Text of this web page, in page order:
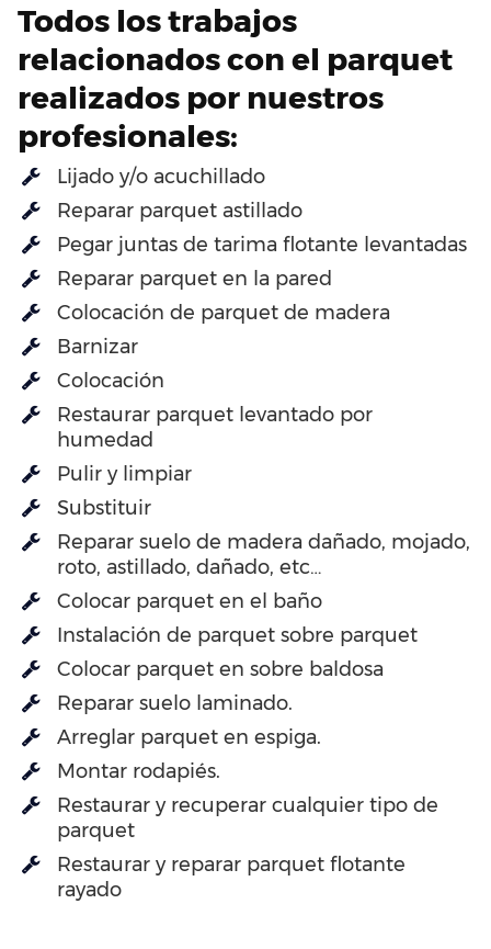
Todos los trabajos
relacionados con el parquet
realizados por nuestros
profesionales:
Lijado y/o acuchillado
Reparar parquet astillado
Pegar juntas de tarima flotante levantadas
Reparar parquet en la pared
Colocación de parquet de madera
Barnizar
Colocación
Restaurar parquet levantado por
humedad
Pulir y limpiar
Substituir
Reparar suelo de madera dañado, mojado,
roto, astillado, dañado, etc…
Colocar parquet en el baño
Instalación de parquet sobre parquet
Colocar parquet en sobre baldosa
Reparar suelo laminado.
Arreglar parquet en espiga.
Montar rodapiés.
Restaurar y recuperar cualquier tipo de
parquet
Restaurar y reparar parquet flotante
rayado